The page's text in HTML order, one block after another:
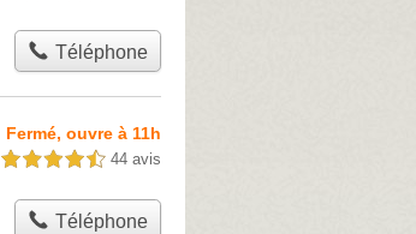
Téléphone
Fermé, ouvre à 11h
4,5 étoiles sur 5 44 avis
Téléphone